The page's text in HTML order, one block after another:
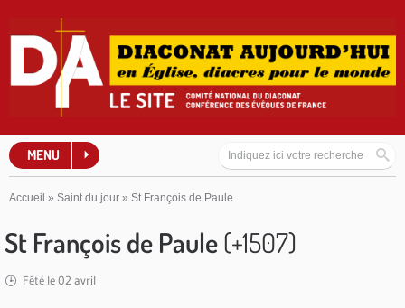
MENU
Accueil » Saint du jour » St François de Paule
St François de Paule(+1507)
Fêté le 02 avril